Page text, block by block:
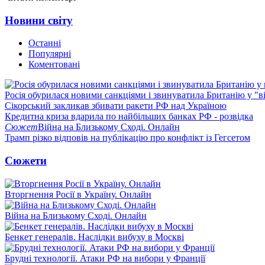
Новини світу
Останні
Популярні
Коментовані
Росія обурилася новими санкціями і звинуватила Британію у
Сікорський закликав збивати ракети РФ над Україною
Кредитна криза вдарила по найбільших банках РФ - розвідка
СюжетВійна на Близькому Сході. Онлайн
Трамп різко відповів на публікацію про конфлікт із Гегсетом
Сюжети
Вторгнення Росії в Україну. Онлайн
Війна на Близькому Сході. Онлайн
Бенкет генералів. Наслідки вибуху в Москві
Брудні технології. Атаки РФ на вибори у Франції